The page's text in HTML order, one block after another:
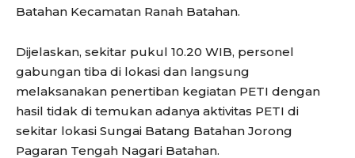
Batahan Kecamatan Ranah Batahan.
Dijelaskan, sekitar pukul 10.20 WIB, personel
gabungan tiba di lokasi dan langsung
melaksanakan penertiban kegiatan PETI dengan
hasil tidak di temukan adanya aktivitas PETI di
sekitar lokasi Sungai Batang Batahan Jorong
Pagaran Tengah Nagari Batahan.